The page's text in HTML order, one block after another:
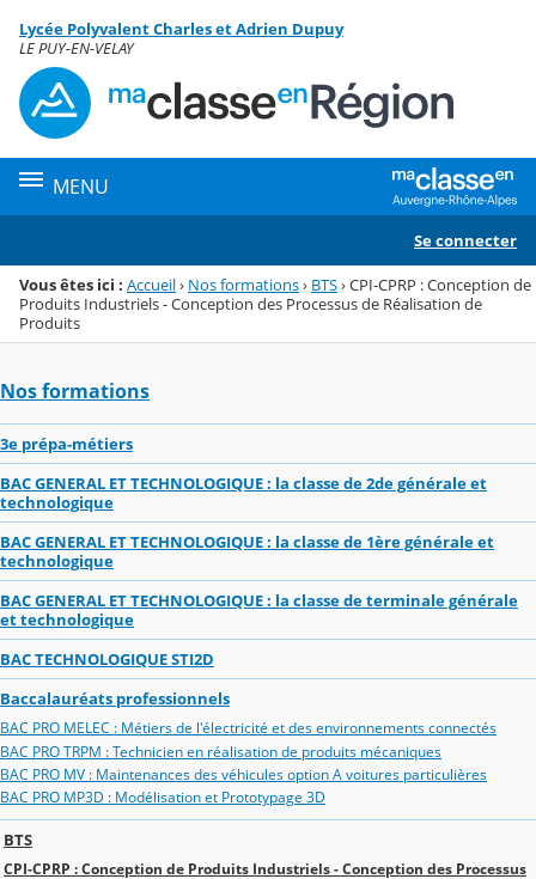
Menu de la rubrique
Contenu
Lycée Polyvalent Charles et Adrien Dupuy
LE PUY-EN-VELAY
MENU
Se connecter
Vous êtes ici : Accueil› Nos formations› BTS›CPI-CPRP : Conception de
Produits Industriels - Conception des Processus de Réalisation de
Produits
Nos formations
3e prépa-métiers
BAC GENERAL ET TECHNOLOGIQUE : la classe de 2de générale et
technologique
BAC GENERAL ET TECHNOLOGIQUE : la classe de 1ère générale et
technologique
BAC GENERAL ET TECHNOLOGIQUE : la classe de terminale générale
et technologique
BAC TECHNOLOGIQUE STI2D
Baccalauréats professionnels
BAC PRO MELEC : Métiers de l'électricité et des environnements connectés
BAC PRO TRPM : Technicien en réalisation de produits mécaniques
BAC PRO MV : Maintenances des véhicules option A voitures particulières
BAC PRO MP3D : Modélisation et Prototypage 3D
BTS
CPI-CPRP : Conception de Produits Industriels - Conception des Processus